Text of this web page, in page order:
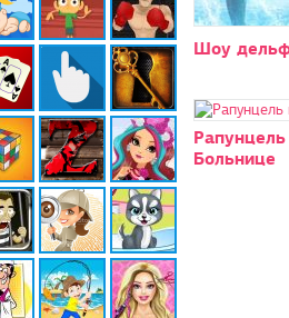
Шоу
Больнице